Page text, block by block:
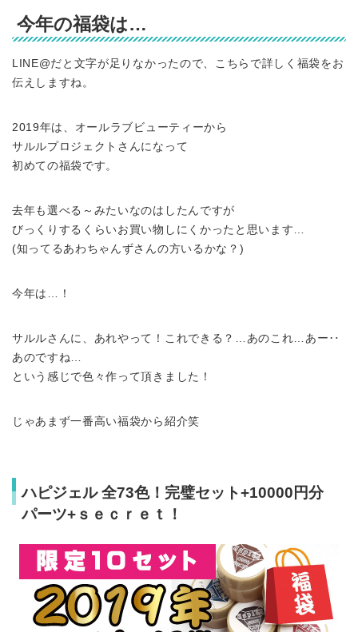
今年の福袋は…
LINE@だと文字が足りなかったので、こちらで詳しく福袋をお
伝えしますね。
2019年は、オールラブビューティーから
サルルプロジェクトさんになって
初めての福袋です。
去年も選べる～みたいなのはしたんですが
びっくりするくらいお買い物しにくかったと思います…
(知ってるあわちゃんずさんの方いるかな？)
今年は…！
サルルさんに、あれやって！これできる？…あのこれ…あー‥
あのですね…
という感じで色々作って頂きました！
じゃあまず一番高い福袋から紹介笑
ハピジェル 全73色！完璧セット+10000円分
パーツ+ｓｅｃｒｅｔ！